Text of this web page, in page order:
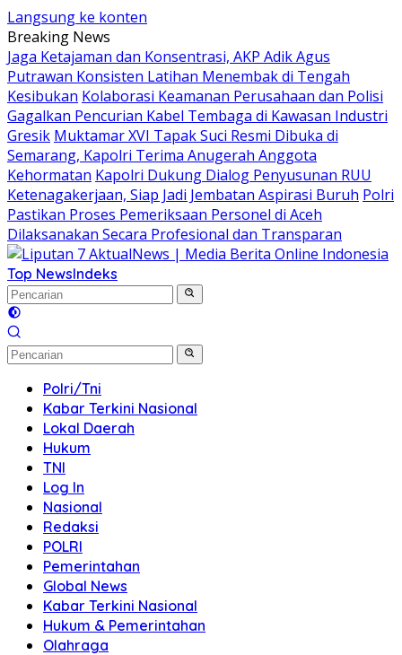
Langsung ke konten
Breaking News
Jaga Ketajaman dan Konsentrasi, AKP Adik Agus
Putrawan Konsisten Latihan Menembak di Tengah
Kesibukan Kolaborasi Keamanan Perusahaan dan Polisi
Gagalkan Pencurian Kabel Tembaga di Kawasan Industri
Gresik Muktamar XVI Tapak Suci Resmi Dibuka di
Semarang, Kapolri Terima Anugerah Anggota
Kehormatan Kapolri Dukung Dialog Penyusunan RUU
Ketenagakerjaan, Siap Jadi Jembatan Aspirasi Buruh Polri
Pastikan Proses Pemeriksaan Personel di Aceh
Dilaksanakan Secara Profesional dan Transparan
Top NewsIndeks
Polri/Tni
Kabar Terkini Nasional
Lokal Daerah
Hukum
TNI
Log In
Nasional
Redaksi
POLRI
Pemerintahan
Global News
Kabar Terkini Nasional
Hukum & Pemerintahan
Olahraga